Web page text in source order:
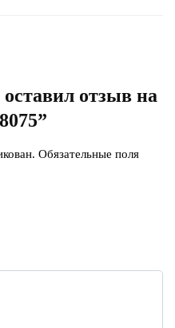
отзыв на
Обязательные поля